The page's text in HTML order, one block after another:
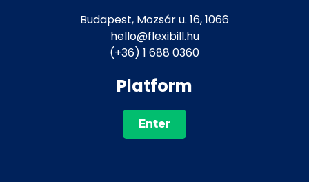
Budapest, Mozsár u. 16, 1066
hello@flexibill.hu
(+36) 1 688 0360
Platform
Enter